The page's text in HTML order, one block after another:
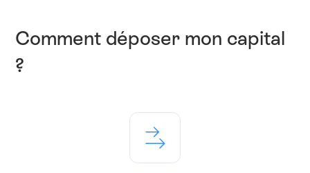
Comment déposer mon capital
?